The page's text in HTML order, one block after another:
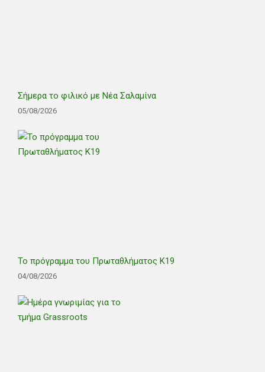
Σήμερα το φιλικό με Νέα Σαλαμίνα
05/08/2026
Το πρόγραμμα του Πρωταθλήματος Κ19
04/08/2026